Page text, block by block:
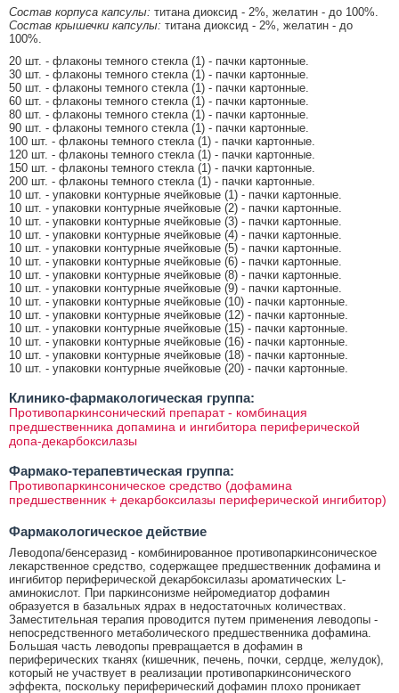
Состав корпуса капсулы: титана диоксид - 2%, желатин - до 100%.
Состав крышечки капсулы: титана диоксид - 2%, желатин - до
100%.
20 шт. - флаконы темного стекла (1) - пачки картонные.
30 шт. - флаконы темного стекла (1) - пачки картонные.
50 шт. - флаконы темного стекла (1) - пачки картонные.
60 шт. - флаконы темного стекла (1) - пачки картонные.
80 шт. - флаконы темного стекла (1) - пачки картонные.
90 шт. - флаконы темного стекла (1) - пачки картонные.
100 шт. - флаконы темного стекла (1) - пачки картонные.
120 шт. - флаконы темного стекла (1) - пачки картонные.
150 шт. - флаконы темного стекла (1) - пачки картонные.
200 шт. - флаконы темного стекла (1) - пачки картонные.
10 шт. - упаковки контурные ячейковые (1) - пачки картонные.
10 шт. - упаковки контурные ячейковые (2) - пачки картонные.
10 шт. - упаковки контурные ячейковые (3) - пачки картонные.
10 шт. - упаковки контурные ячейковые (4) - пачки картонные.
10 шт. - упаковки контурные ячейковые (5) - пачки картонные.
10 шт. - упаковки контурные ячейковые (6) - пачки картонные.
10 шт. - упаковки контурные ячейковые (8) - пачки картонные.
10 шт. - упаковки контурные ячейковые (9) - пачки картонные.
10 шт. - упаковки контурные ячейковые (10) - пачки картонные.
10 шт. - упаковки контурные ячейковые (12) - пачки картонные.
10 шт. - упаковки контурные ячейковые (15) - пачки картонные.
10 шт. - упаковки контурные ячейковые (16) - пачки картонные.
10 шт. - упаковки контурные ячейковые (18) - пачки картонные.
10 шт. - упаковки контурные ячейковые (20) - пачки картонные.
Клинико-фармакологическая группа:
Противопаркинсонический препарат - комбинация
предшественника допамина и ингибитора периферической
допа-декарбоксилазы
Фармако-терапевтическая группа:
Противопаркинсоническое средство (дофамина
предшественник + декарбоксилазы периферической ингибитор)
Фармакологическое действие
Леводопа/бенсеразид - комбинированное противопаркинсоническое
лекарственное средство, содержащее предшественник дофамина и
ингибитор периферической декарбоксилазы ароматических L-
аминокислот. При паркинсонизме нейромедиатор дофамин
образуется в базальных ядрах в недостаточных количествах.
Заместительная терапия проводится путем применения леводопы -
непосредственного метаболического предшественника дофамина.
Большая часть леводопы превращается в дофамин в
периферических тканях (кишечник, печень, почки, сердце, желудок),
который не участвует в реализации противопаркинсонического
эффекта, поскольку периферический дофамин плохо проникает